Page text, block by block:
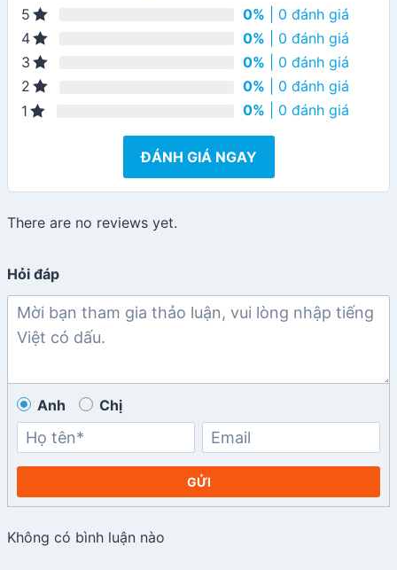
5 0% | 0 đánh giá
4
0% | 0 đánh giá
3
0% | 0 đánh giá
2
0% | 0 đánh giá
1
0% | 0 đánh giá
ĐÁNH GIÁ NGAY
There are no reviews yet.
Hỏi đáp
Anh Chị
GỬI
Không có bình luận nào